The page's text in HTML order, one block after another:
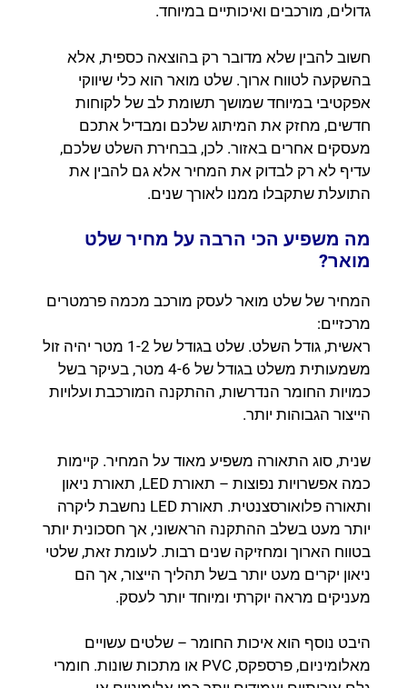
גדולים, מורכבים ואיכותיים במיוחד.
חשוב להבין שלא מדובר רק בהוצאה כספית, אלא
בהשקעה לטווח ארוך. שלט מואר הוא כלי שיווקי
אפקטיבי במיוחד שמושך תשומת לב של לקוחות
חדשים, מחזק את המיתוג שלכם ומבדיל אתכם
מעסקים אחרים באזור. לכן, בבחירת השלט שלכם,
עדיף לא רק לבדוק את המחיר אלא גם להבין את
התועלת שתקבלו ממנו לאורך שנים.
מה משפיע הכי הרבה על מחיר שלט
מואר?
המחיר של שלט מואר לעסק מורכב מכמה פרמטרים
מרכזיים:
ראשית, גודל השלט. שלט בגודל של 1-2 מטר יהיה זול
משמעותית משלט בגודל של 4-6 מטר, בעיקר בשל
כמויות החומר הנדרשות, ההתקנה המורכבת ועלויות
הייצור הגבוהות יותר.
שנית, סוג התאורה משפיע מאוד על המחיר. קיימות
כמה אפשרויות נפוצות – תאורת LED, תאורת ניאון
ותאורה פלואורסצנטית. תאורת LED נחשבת ליקרה
יותר מעט בשלב ההתקנה הראשוני, אך חסכונית יותר
בטווח הארוך ומחזיקה שנים רבות. לעומת זאת, שלטי
ניאון יקרים מעט יותר בשל תהליך הייצור, אך הם
מעניקים מראה יוקרתי ומיוחד יותר לעסק.
היבט נוסף הוא איכות החומר – שלטים עשויים
מאלומיניום, פרספקס, PVC או מתכות שונות. חומרי